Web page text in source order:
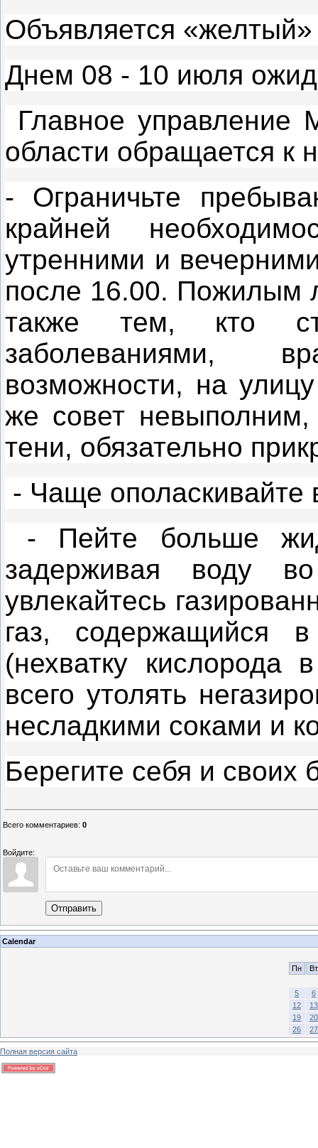
Объявляется
Днем 08 - 10 июля
Главное управление
области обращается к
- Ограничьте
крайней
утренними и
после 16.00. Пожилым
также тем, кто
заболеваниями,
возможности, на
же совет невыполним,
тени, обязательно
- Чаще ополаскивайте
- Пейте больше
задерживая воду
увлекайтесь
газ, содержащийся
(нехватку
всего утолять
несладкими соками и
Берегите себя и своих
Всего комментариев: 0
Войдите:
Отправить
Calendar
Пн Вт
5
6
12
13
19
20
26
27
Полная версия сайта